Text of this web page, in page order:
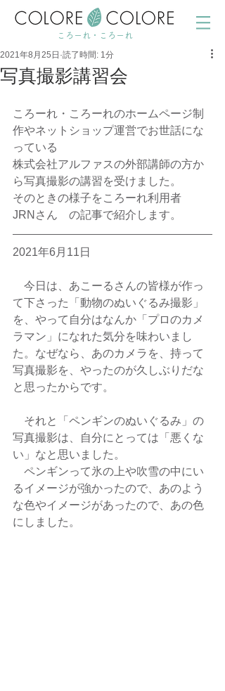
ころーれ・ころーれ
写真撮影講習会
2021年8月25日 読了時間: 1分
ころーれ・ころーれのホームページ制
作やネットショップ運営でお世話にな
っている
株式会社アルファスの外部講師の方か
ら写真撮影の講習を受けました。
そのときの様子をころーれ利用者
JRNさん　の記事で紹介します。
2021年6月11日
今日は、あこーるさんの皆様が作っ
て下さった「動物のぬいぐるみ撮影」
を、やって自分はなんか「プロのカメ
ラマン」になれた気分を味わいまし
た。なぜなら、あのカメラを、持って
写真撮影を、やったのが久しぶりだな
と思ったからです。
それと「ペンギンのぬいぐるみ」の
写真撮影は、自分にとっては「悪くな
い」なと思いました。
ペンギンって氷の上や吹雪の中にい
るイメージが強かったので、あのよう
な色やイメージがあったので、あの色
にしました。